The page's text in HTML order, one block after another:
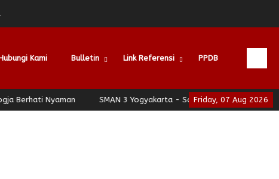
Kami Bulletin Link Referensi PPDB
Friday, 07 Aug 2026
Nyaman SMAN 3 Yogyakarta - School of Leadership - Jogja